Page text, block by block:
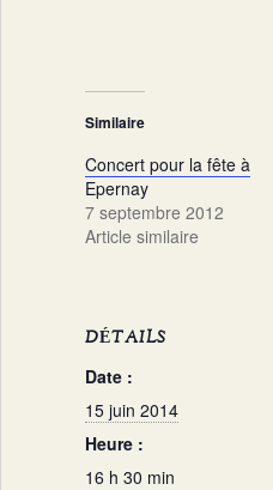
Similaire
Concert pour la fête à
Epernay
7 septembre 2012
Article similaire
DÉTAILS
Date :
15 juin 2014
Heure :
16 h 30 min